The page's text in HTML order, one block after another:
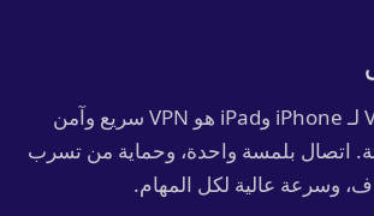
تطبيق VolnaLink لـ iPhone وiPad هو VPN سريع وآمن
اتصال بلمسة واحدة، وحماية من تسرب